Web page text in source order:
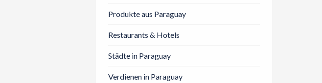
Produkte aus Paraguay
Restaurants & Hotels
Städte in Paraguay
Verdienen in Paraguay